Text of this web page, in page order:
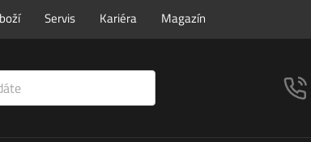
Servis Kariéra Magazín